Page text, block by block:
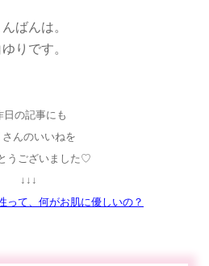
んばんは。
りです。
日の記事にも
さんのいいねを
うございました♡
↓↓↓
って、何がお肌に優しいの？